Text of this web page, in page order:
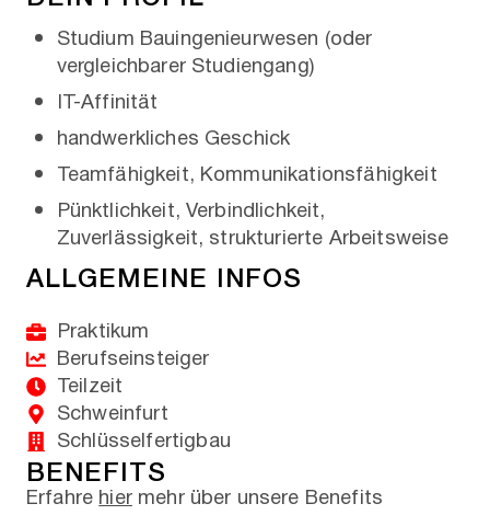
Studium Bauingenieurwesen (oder
vergleichbarer Studiengang)
IT-Affinität
handwerkliches Geschick
Teamfähigkeit, Kommunikationsfähigkeit
Pünktlichkeit, Verbindlichkeit,
Zuverlässigkeit, strukturierte Arbeitsweise
ALLGEMEINE INFOS
Praktikum
Berufseinsteiger
Teilzeit
Schweinfurt
Schlüsselfertigbau
BENEFITS
Erfahrehiermehr über unsere Benefits